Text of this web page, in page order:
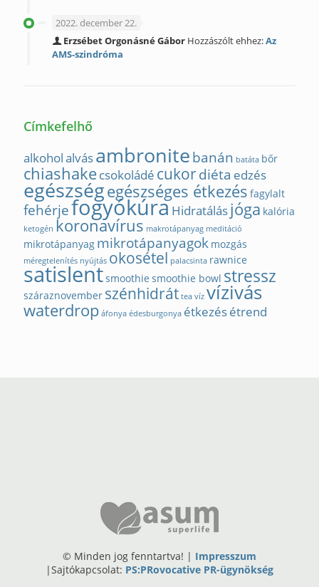
2022. december 22.
Erzsébet Orgonásné Gábor Hozzászólt ehhez:Az
AMS-szindróma
Címkefelhő
alkoholalvásambronite banán batáta bőr
chiashakecsokoládé cukordiéta edzés
egészségegészséges étkezés fagylalt
fehérjefogyókúraHidratálásjóga kalória
ketogén koronavírus makrotápanyag meditáció
mikrotápanyag mikrotápanyagok mozgás
méregtelenítés nyújtás okosétel palacsinta rawnice
satislentsmoothie smoothie bowl stressz
száraznovember szénhidrát tea víz vízivás
waterdrop áfonya édesburgonya étkezésétrend
© Minden jog fenntartva! | Impresszum
|Sajtókapcsolat: PS:PRovocative PR-ügynökség